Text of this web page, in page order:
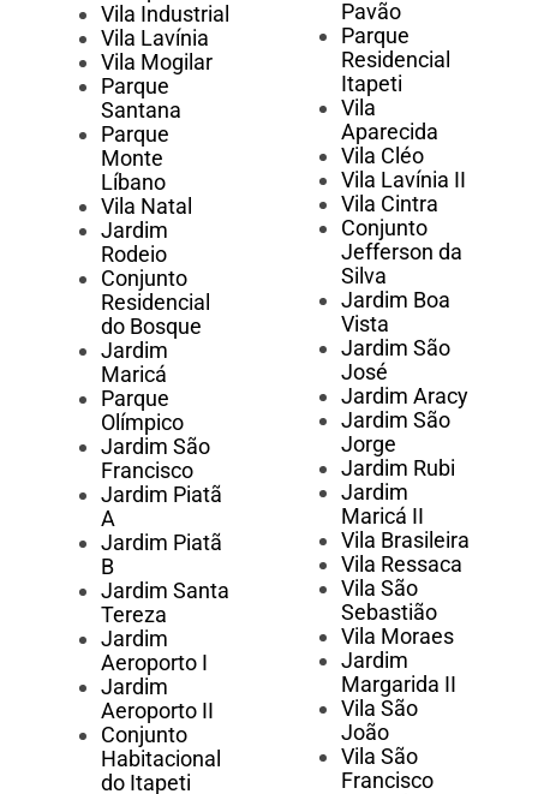
Vila Industrial
Vila Lavínia
Vila Mogilar
Parque
Santana
Parque
Monte
Líbano
Vila Natal
Jardim
Rodeio
Conjunto
Residencial
do Bosque
Jardim
Maricá
Parque
Olímpico
Jardim São
Francisco
Jardim Piatã
A
Jardim Piatã
B
Jardim Santa
Tereza
Jardim
Aeroporto I
Jardim
Aeroporto II
Conjunto
Habitacional
do Itapeti
Pavão
Parque
Residencial
Itapeti
Vila
Aparecida
Vila Cléo
Vila Lavínia II
Vila Cintra
Conjunto
Jefferson da
Silva
Jardim Boa
Vista
Jardim São
José
Jardim Aracy
Jardim São
Jorge
Jardim Rubi
Jardim
Maricá II
Vila Brasileira
Vila Ressaca
Vila São
Sebastião
Vila Moraes
Jardim
Margarida II
Vila São
João
Vila São
Francisco